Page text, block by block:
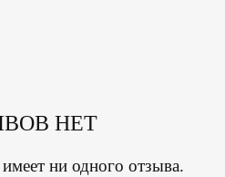
НЕТ
ни одного отзыва.